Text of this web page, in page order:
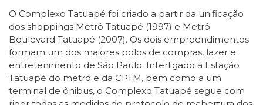
O Complexo Tatuapé foi criado a partir da unificação
dos shoppings Metrô Tatuapé (1997) e Metrô
Boulevard Tatuapé (2007). Os dois empreendimentos
formam um dos maiores polos de compras, lazer e
entretenimento de São Paulo. Interligado à Estação
Tatuapé do metrô e da CPTM, bem como a um
terminal de ônibus, o Complexo Tatuapé segue com